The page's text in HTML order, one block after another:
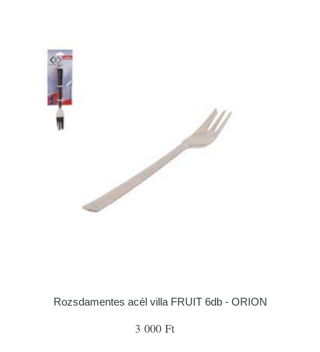
Rozsdamentes acél villa FRUIT 6db - ORION
3 000 Ft